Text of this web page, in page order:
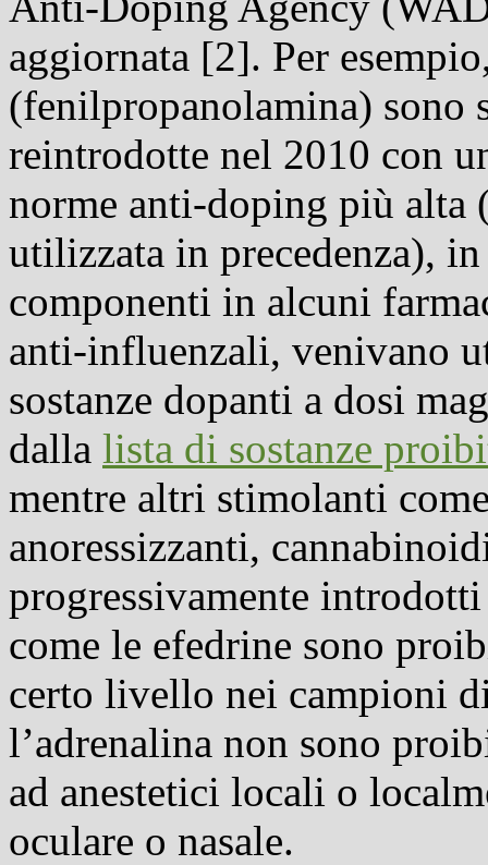
aggiornata [2]. Per
(fenilpropanolamina) sono
reintrodotte nel 2010 con
norme anti-doping più
utilizzata in precedenza),
componenti in alcuni
anti-influenzali, venivano
sostanze dopanti a dosi
dalla lista di sostanze
mentre altri stimolanti
anoressizzanti,
progressivamente
come le efedrine sono
certo livello nei campioni
l’adrenalina non sono
ad anestetici locali o
oculare o nasale.